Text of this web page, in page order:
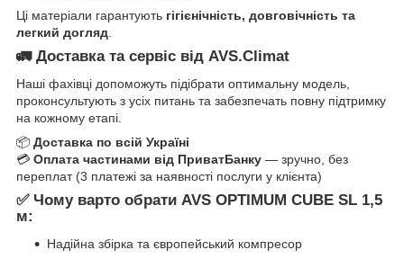
Ці матеріали гарантують гігієнічність, довговічність та
легкий догляд.
🚛 Доставка та сервіс від AVS.Climat
Наші фахівці допоможуть підібрати оптимальну модель,
проконсультують з усіх питань та забезпечать повну підтримку
на кожному етапі.
📦 Доставка по всій Україні
💳 Оплата частинами від ПриватБанку — зручно, без
переплат (3 платежі за наявності послуги у клієнта)
✅ Чому варто обрати AVS OPTIMUM CUBE SL 1,5
м:
Надійна збірка та європейський компресор